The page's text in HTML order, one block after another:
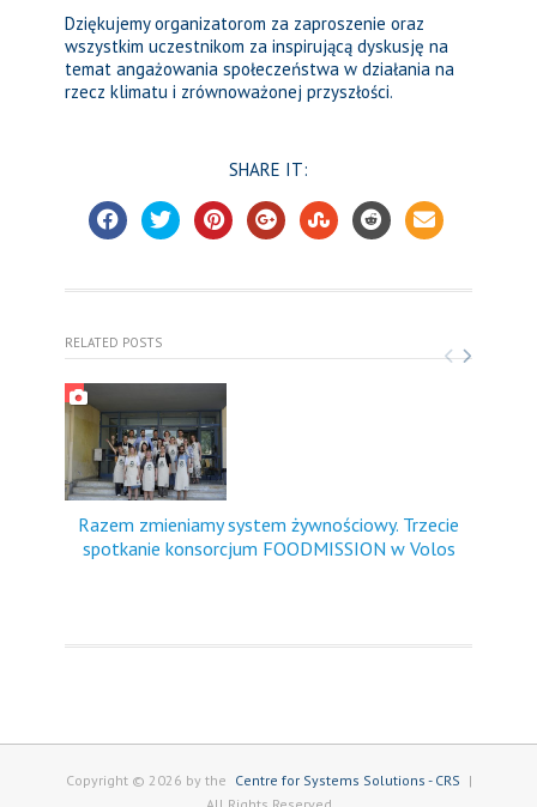
Dziękujemy organizatorom za zaproszenie oraz
wszystkim uczestnikom za inspirującą dyskusję na
temat angażowania społeczeństwa w działania na
rzecz klimatu i zrównoważonej przyszłości.
SHARE IT:
RELATED POSTS
Razem zmieniamy system żywnościowy. Trzecie
spotkanie konsorcjum FOODMISSION w Volos
Copyright © 2026 by the Centre for Systems Solutions - CRS |